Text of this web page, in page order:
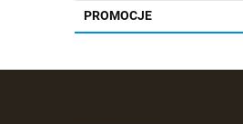
PROMOCJE